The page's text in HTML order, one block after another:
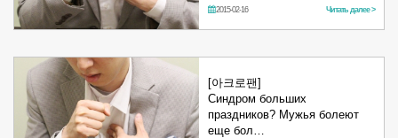
2015-02-16 Читать далее >
[아크로팬]
Синдром больших
праздников? Мужья болеют
еще бол…